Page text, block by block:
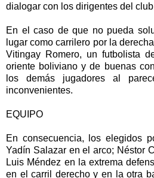
dialogar con los dirigentes del
En el caso de que no pueda
lugar como carrilero por la
Vitingay Romero, un futbolista
oriente boliviano y de buenas
los demás jugadores al
inconvenientes.
EQUIPO
En consecuencia, los elegidos
Yadín Salazar en el arco; Néstor
Luis Méndez en la extrema
en el carril derecho y en la otra